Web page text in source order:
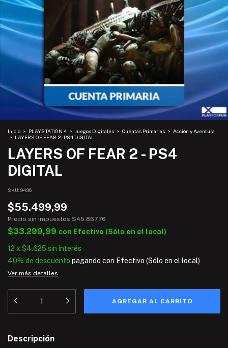
Inicio > PLAYSTATION 4 > Juegos Digitales > Cuentas Primarias > Acción y Aventura
> LAYERS OF FEAR 2 - PS4 DIGITAL
LAYERS OF FEAR 2 - PS4
DIGITAL
SKU: 9436
$55.499,99
Precio sin impuestos $45.867,76
$33.299,99 con Efectivo (Sólo en el local)
12 x$4.625 sin interés
40% de descuento pagando con Efectivo (Sólo en el local)
Ver más detalles
Descripción